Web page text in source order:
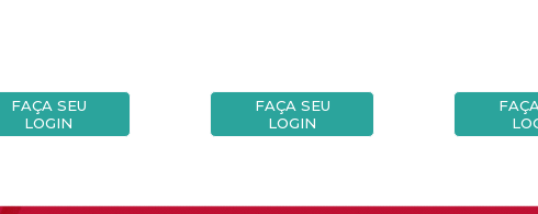
FAÇA SEU
LOGIN
FAÇA SEU
LOGIN